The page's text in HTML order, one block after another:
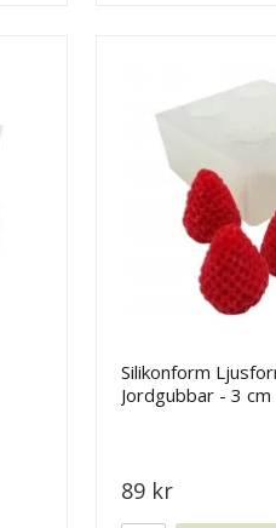
Silikonform
Jordgubbar - 3 cm
89 kr